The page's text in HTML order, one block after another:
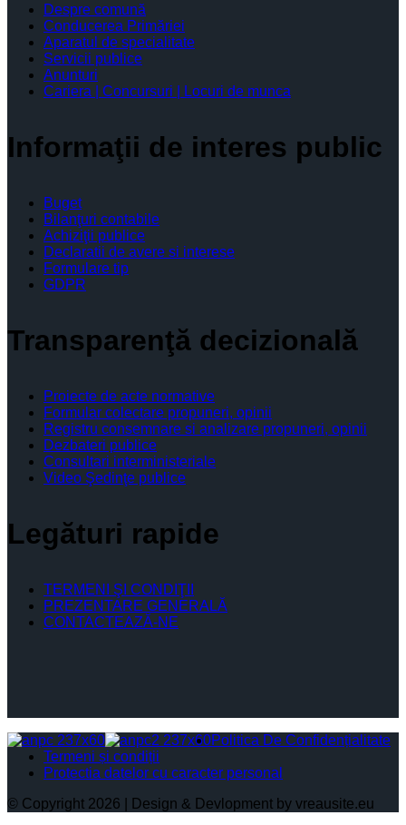
Despre comună
Conducerea Primăriei
Aparatul de specialitate
Servicii publice
Anunturi
Cariera | Concursuri | Locuri de munca
Informaţii de interes public
Buget
Bilanţuri contabile
Achiziţii publice
Declaratii de avere si interese
Formulare tip
GDPR
Transparenţă decizională
Proiecte de acte normative
Formular colectare propuneri, opinii
Registru consemnare si analizare propuneri, opinii
Dezbateri publice
Consultari interministeriale
Video Şedinţe publice
Legături rapide
TERMENI ŞI CONDIŢII
PREZENTARE GENERALĂ
CONTACTEAZĂ-NE
Politica De Confidențialitate
Termeni și condiții
Protectia datelor cu caracter personal
© Copyright 2026 | Design & Devlopment by vreausite.eu